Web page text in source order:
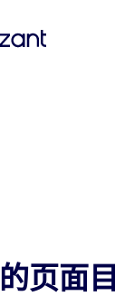
页面